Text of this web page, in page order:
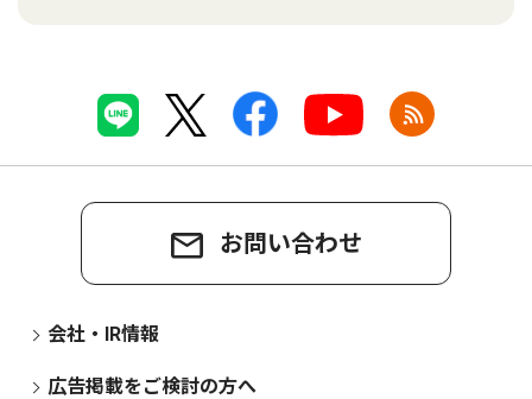
お問い合わせ
会社・IR情報
広告掲載をご検討の方へ